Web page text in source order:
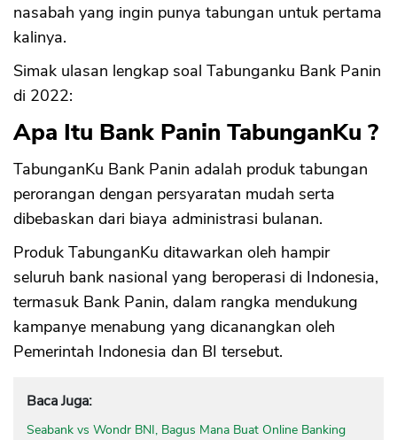
nasabah yang ingin punya tabungan untuk pertama
kalinya.
Simak ulasan lengkap soal Tabunganku Bank Panin
di 2022:
Apa Itu Bank Panin TabunganKu ?
TabunganKu Bank Panin adalah produk tabungan
perorangan dengan persyaratan mudah serta
dibebaskan dari biaya administrasi bulanan.
Produk TabunganKu ditawarkan oleh hampir
seluruh bank nasional yang beroperasi di Indonesia,
termasuk Bank Panin, dalam rangka mendukung
kampanye menabung yang dicanangkan oleh
Pemerintah Indonesia dan BI tersebut.
Baca Juga:
Seabank vs Wondr BNI, Bagus Mana Buat Online Banking